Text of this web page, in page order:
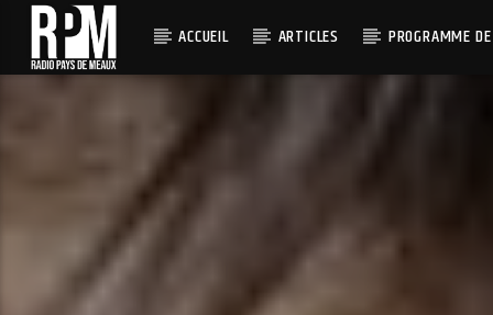
ACCUEIL ARTICLES PROGRAMME